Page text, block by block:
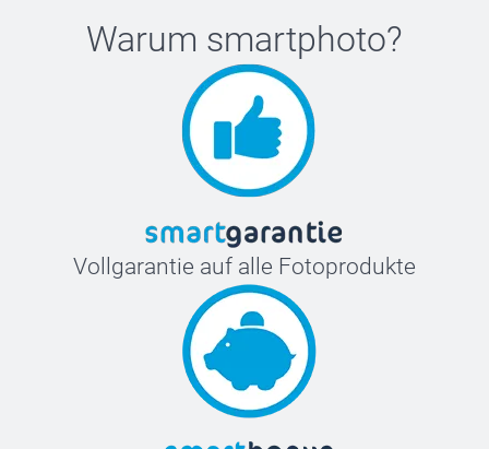
Warum smartphoto?
Vollgarantie auf alle Fotoprodukte